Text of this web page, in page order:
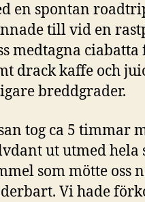
en spontan
till vid en
medtagna
drack kaffe och
breddgrader.
tog ca 5 timmar
ut utmed hela
som mötte oss
Vi hade